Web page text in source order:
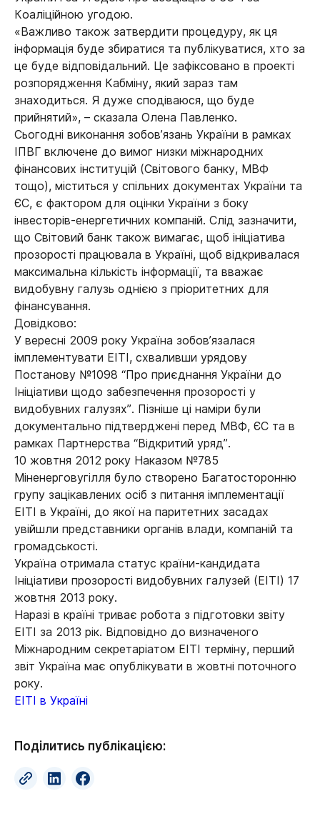
Коаліційною угодою.
«Важливо також затвердити процедуру, як ця
інформація буде збиратися та публікуватися, хто за
це буде відповідальний. Це зафіксовано в проекті
розпорядження Кабміну, який зараз там
знаходиться. Я дуже сподіваюся, що буде
прийнятий», – сказала Олена Павленко.
Сьогодні виконання зобов’язань України в рамках
ІПВГ включене до вимог низки міжнародних
фінансових інституцій (Світового банку, МВФ
тощо), міститься у спільних документах України та
ЄС, є фактором для оцінки України з боку
інвесторів-енергетичних компаній. Слід зазначити,
що Світовий банк також вимагає, щоб ініціатива
прозорості працювала в Україні, щоб відкривалася
максимальна кількість інформації, та вважає
видобувну галузь однією з пріоритетних для
фінансування.
Довідково:
У вересні 2009 року Україна зобов’язалася
імплементувати ЕІТІ, схваливши урядову
Постанову №1098 “Про приєднання України до
Ініціативи щодо забезпечення прозорості у
видобувних галузях”. Пізніше ці наміри були
документально підтверджені перед МВФ, ЄС та в
рамках Партнерства “Відкритий уряд”.
10 жовтня 2012 року Наказом №785
Міненерговугілля було створено Багатосторонню
групу зацікавлених осіб з питання імплементації
ЕІТІ в Україні, до якої на паритетних засадах
увійшли представники органів влади, компаній та
громадськості.
Україна отримала статус країни-кандидата
Ініціативи прозорості видобувних галузей (ЕІТІ) 17
жовтня 2013 року.
Наразі в країні триває робота з підготовки звіту
ЕІТІ за 2013 рік. Відповідно до визначеного
Міжнародним секретаріатом EITI терміну, перший
звіт Україна має опублікувати в жовтні поточного
року.
EITI в Україні
Поділитись публікацією: